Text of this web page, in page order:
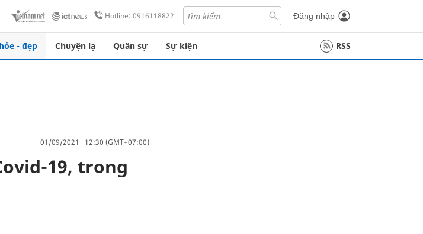
Hotline: 0916118822 Đăng nhập
- đẹp Chuyện lạ Quân sự Sự kiện RSS
01/09/2021 12:30 (GMT+07:00)
19, trong